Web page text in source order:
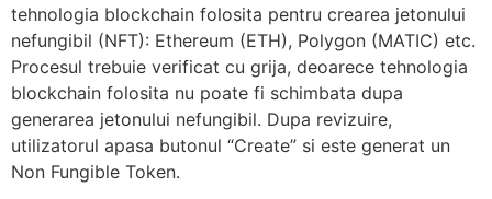
tehnologia blockchain folosita pentru crearea jetonului
nefungibil (NFT): Ethereum (ETH), Polygon (MATIC) etc.
Procesul trebuie verificat cu grija, deoarece tehnologia
blockchain folosita nu poate fi schimbata dupa
generarea jetonului nefungibil. Dupa revizuire,
utilizatorul apasa butonul “Create” si este generat un
Non Fungible Token.